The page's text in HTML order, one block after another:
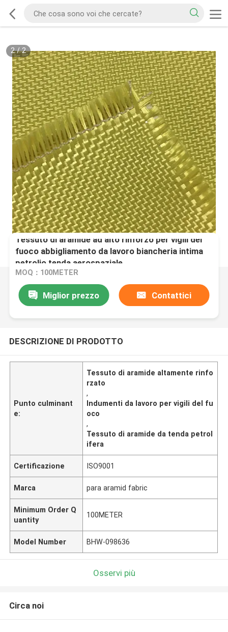
2/2
Tessuto di aramide ad alto rinforzo per vigili del
fuoco abbigliamento da lavoro biancheria intima
petrolio tenda aerospaziale
MOQ：100METER
Miglior prezzo Contattici
DESCRIZIONE DI PRODOTTO
Punto culminant
e:
Tessuto di aramide altamente rinfo
rzato
,
Indumenti da lavoro per vigili del fu
oco
,
Tessuto di aramide da tenda petrol
ifera
Certificazione ISO9001
Marca para aramid fabric
Minimum Order Q
uantity
100METER
Model Number BHW-098636
Osservi più
Circa noi